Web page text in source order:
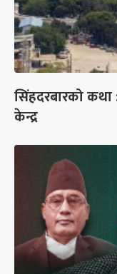
सिंहदरबारको
केन्द्र